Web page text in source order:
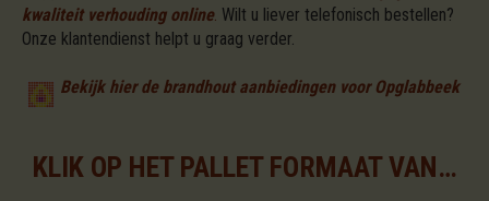
kwaliteit verhouding online. Wilt u liever telefonisch bestellen?
Onze klantendienst helpt u graag verder.
Bekijk hier de brandhout aanbiedingen voor Opglabbeek
KLIK OP HET PALLET FORMAAT VAN UW KEUZE VOOR DE BESCHIKBARE ASSORTIMENTEN